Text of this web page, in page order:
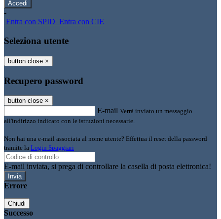
-
Entra con SPID Entra con CIE
Seleziona utente
button close ×
Recupero password
button close ×
E-mail Verrà inviato un messaggio
all'indirizzo indicato con le istruzioni necessarie.
Non hai una e-mail associata al nome utente? Effettua il reset della password
tramite la Login Spaggiari
E-mail inviata, si prega di controllare la casella di posta elettronica!
Errore
Chiudi
Successo